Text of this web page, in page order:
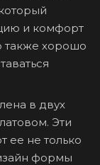
и комфорт
также хорошо
в двух
Эти
ее не только
формы